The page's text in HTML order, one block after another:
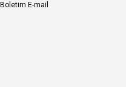
Boletim E-mail